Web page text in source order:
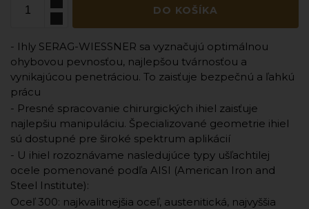
DO KOŠÍKA
- Ihly SERAG-WIESSNER sa vyznačujú optimálnou
ohybovou pevnosťou, najlepšou tvárnosťou a
vynikajúcou penetráciou. To zaisťuje bezpečnú a ľahkú
prácu
- Presné spracovanie chirurgických ihiel zaisťuje
najlepšiu manipuláciu. Špecializované geometrie ihiel
sú dostupné pre široké spektrum aplikácií
- U ihiel rozoznávame nasledujúce typy ušľachtilej
ocele pomenované podľa AISI (American Iron and
Steel Institute):
Oceľ 300: najkvalitnejšia oceľ, austenitická, najvyššia